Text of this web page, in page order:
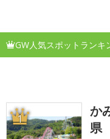
GW人気スポットランキ
1
か
県